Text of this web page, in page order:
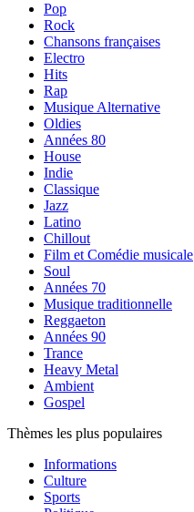
Pop
Rock
Chansons françaises
Electro
Hits
Rap
Musique Alternative
Oldies
Années 80
House
Indie
Classique
Jazz
Latino
Chillout
Film et Comédie musicale
Soul
Années 70
Musique traditionnelle
Reggaeton
Années 90
Trance
Heavy Metal
Ambient
Gospel
Thèmes les plus populaires
Informations
Culture
Sports